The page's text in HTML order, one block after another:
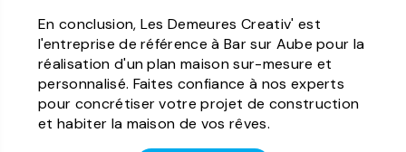
En conclusion, Les Demeures Creativ' est
l'entreprise de référence à Bar sur Aube pour la
réalisation d'un plan maison sur-mesure et
personnalisé. Faites confiance à nos experts
pour concrétiser votre projet de construction
et habiter la maison de vos rêves.